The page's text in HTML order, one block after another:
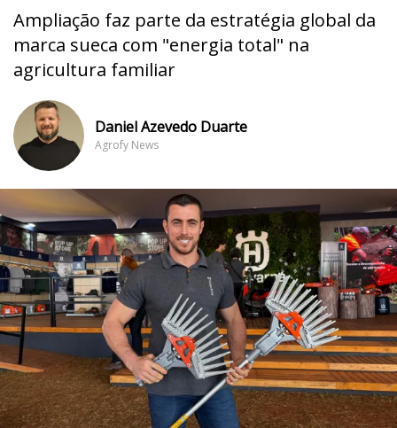
Ampliação faz parte da estratégia global da
marca sueca com "energia total" na
agricultura familiar
Daniel Azevedo Duarte
Agrofy News